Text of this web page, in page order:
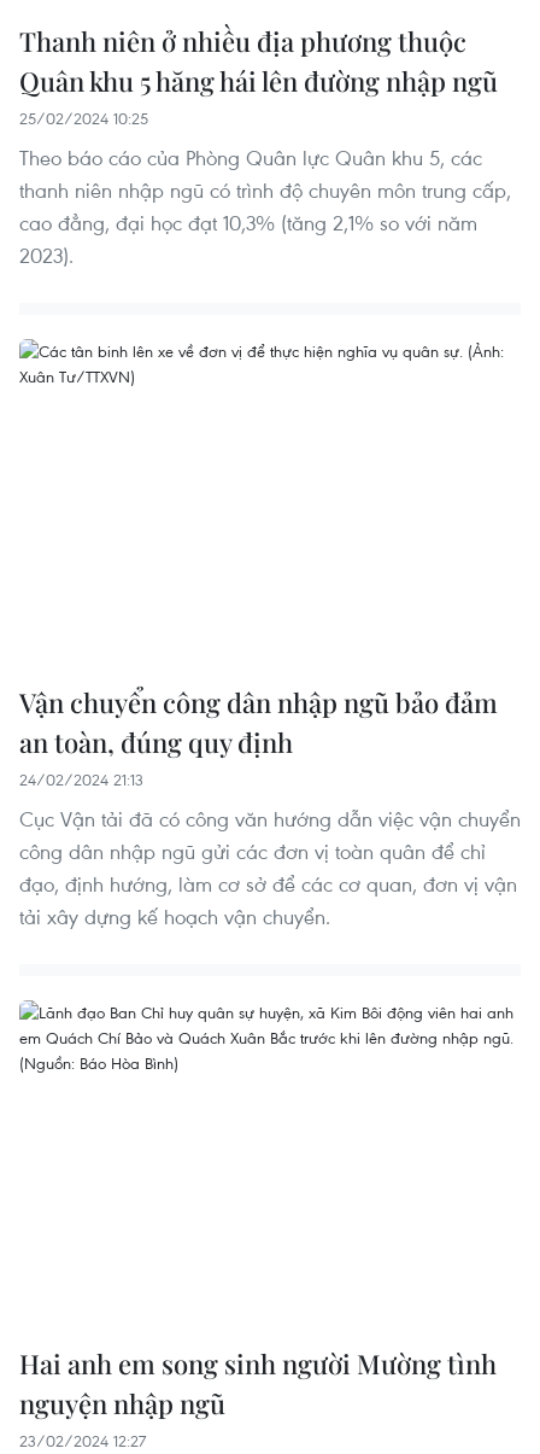
Thanh niên ở nhiều địa phương thuộc
Quân khu 5 hăng hái lên đường nhập ngũ
25/02/2024 10:25
Theo báo cáo của Phòng Quân lực Quân khu 5, các
thanh niên nhập ngũ có trình độ chuyên môn trung cấp,
cao đẳng, đại học đạt 10,3% (tăng 2,1% so với năm
2023).
Vận chuyển công dân nhập ngũ bảo đảm
an toàn, đúng quy định
24/02/2024 21:13
Cục Vận tải đã có công văn hướng dẫn việc vận chuyển
công dân nhập ngũ gửi các đơn vị toàn quân để chỉ
đạo, định hướng, làm cơ sở để các cơ quan, đơn vị vận
tải xây dựng kế hoạch vận chuyển.
Hai anh em song sinh người Mường tình
nguyện nhập ngũ
23/02/2024 12:27